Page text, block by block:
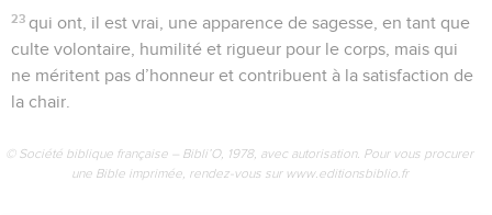
23 qui ont, il est vrai, une apparence de sagesse, en tant que
culte volontaire, humilité et rigueur pour le corps, mais qui
ne méritent pas d’honneur et contribuent à la satisfaction de
la chair.
© Société biblique française – Bibli’O, 1978, avec autorisation. Pour vous procurer
une Bible imprimée, rendez-vous sur www.editionsbiblio.fr